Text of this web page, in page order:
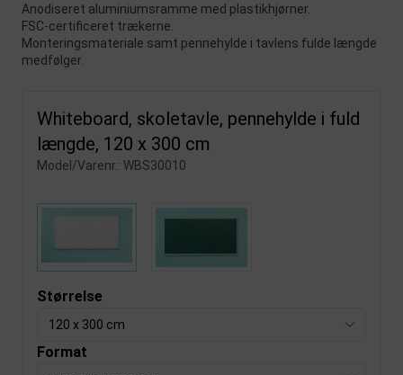
Anodiseret aluminiumsramme med plastikhjørner.
FSC-certificeret trækerne.
Monteringsmateriale samt pennehylde i tavlens fulde længde
medfølger.
Whiteboard, skoletavle, pennehylde i fuld
længde, 120 x 300 cm
Model/Varenr.: WBS30010
Størrelse
120 x 300 cm
Format